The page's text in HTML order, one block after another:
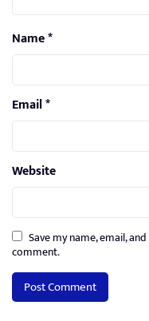
Name*
Email*
Website
Save my name, email,
comment.